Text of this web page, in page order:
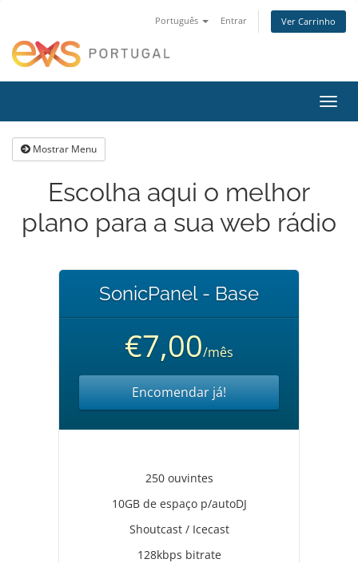
Português Entrar Ver Carrinho
Mostrar Menu
Escolha aqui o melhor
plano para a sua web rádio
SonicPanel - Base
€7,00/mês
Encomendar já!
250 ouvintes
10GB de espaço p/autoDJ
Shoutcast / Icecast
128kbps bitrate